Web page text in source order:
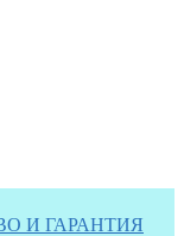
И ГАРАНТИЯ